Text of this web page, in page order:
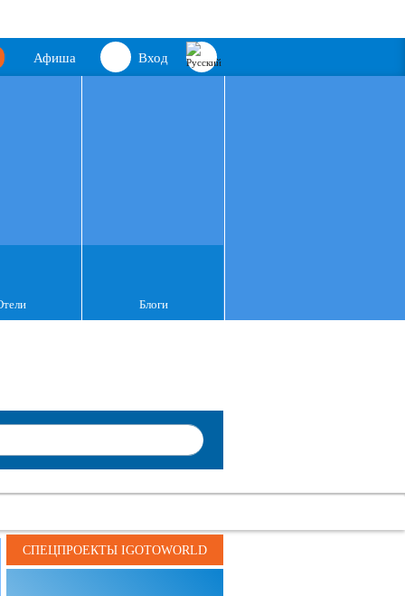
Вход
Афиша
Блоги
СПЕЦПРОЕКТЫ IGOTOWORLD